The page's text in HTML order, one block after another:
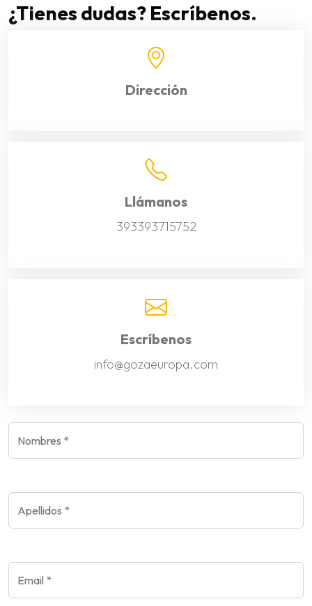
¿Tienes dudas? Escríbenos.
Dirección
Llámanos
393393715752
Escríbenos
info@gozaeuropa.com